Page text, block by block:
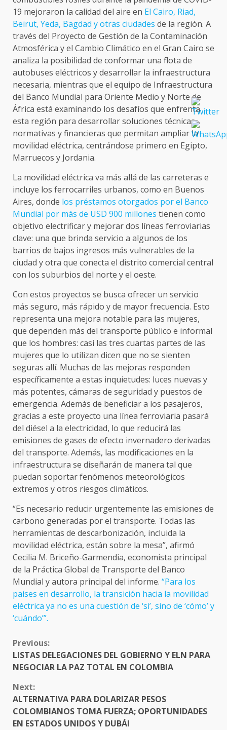
19 mejoraron la calidad del aire en El Cairo, Riad,
Beirut, Yeda, Bagdad y otras ciudades de la región. A
través del Proyecto de Gestión de la Contaminación
Atmosférica y el Cambio Climático en el Gran Cairo se
analiza la posibilidad de conformar una flota de
autobuses eléctricos y desarrollar la infraestructura
necesaria, mientras que el equipo de Infraestructura
del Banco Mundial para Oriente Medio y Norte de
África está examinando los desafíos que enfrenta
esta región para desarrollar soluciones técnicas,
normativas y financieras que permitan ampliar la
movilidad eléctrica, centrándose primero en Egipto,
Marruecos y Jordania.
La movilidad eléctrica va más allá de las carreteras e
incluye los ferrocarriles urbanos, como en Buenos
Aires, donde los préstamos otorgados por el Banco
Mundial por más de USD 900 millones tienen como
objetivo electrificar y mejorar dos líneas ferroviarias
clave: una que brinda servicio a algunos de los
barrios de bajos ingresos más vulnerables de la
ciudad y otra que conecta el distrito comercial central
con los suburbios del norte y el oeste.
Con estos proyectos se busca ofrecer un servicio
más seguro, más rápido y de mayor frecuencia. Esto
representa una mejora notable para las mujeres,
que dependen más del transporte público e informal
que los hombres: casi las tres cuartas partes de las
mujeres que lo utilizan dicen que no se sienten
seguras allí. Muchas de las mejoras responden
específicamente a estas inquietudes: luces nuevas y
más potentes, cámaras de seguridad y puestos de
emergencia. Además de beneficiar a los pasajeros,
gracias a este proyecto una línea ferroviaria pasará
del diésel a la electricidad, lo que reducirá las
emisiones de gases de efecto invernadero derivadas
del transporte. Además, las modificaciones en la
infraestructura se diseñarán de manera tal que
puedan soportar fenómenos meteorológicos
extremos y otros riesgos climáticos.
“Es necesario reducir urgentemente las emisiones de
carbono generadas por el transporte. Todas las
herramientas de descarbonización, incluida la
movilidad eléctrica, están sobre la mesa”, afirmó
Cecilia M. Briceño-Garmendia, economista principal
de la Práctica Global de Transporte del Banco
Mundial y autora principal del informe. “Para los
países en desarrollo, la transición hacia la movilidad
eléctrica ya no es una cuestión de ‘si’, sino de ‘cómo’ y
‘cuándo’”.
CONTINUE
READING
Previous:
LISTAS DELEGACIONES DEL GOBIERNO Y ELN PARA
NEGOCIAR LA PAZ TOTAL EN COLOMBIA
Next:
ALTERNATIVA PARA DOLARIZAR PESOS
COLOMBIANOS TOMA FUERZA; OPORTUNIDADES
EN ESTADOS UNIDOS Y DUBÁI